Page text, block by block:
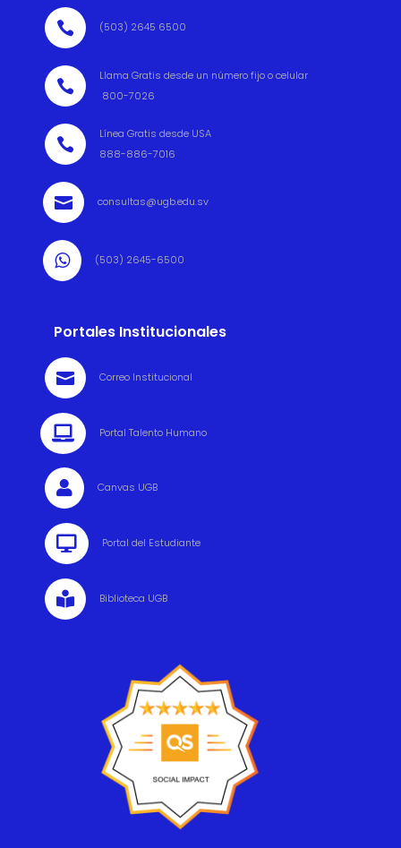
 (503) 2645 6500

Llama Gratis desde un número fijo o celular
800-7026

Línea Gratis desde USA
888-886-7016
 consultas@ugb.edu.sv
 (503) 2645-6500
Portales Institucionales
 Correo Institucional
 Portal Talento Humano
 Canvas UGB
 Portal del Estudiante
 Biblioteca UGB